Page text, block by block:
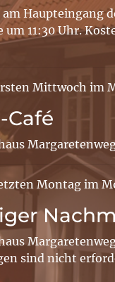
Haupteingang
11:30 Uhr.
Mittwoch im
Café
Montag im
sind nicht